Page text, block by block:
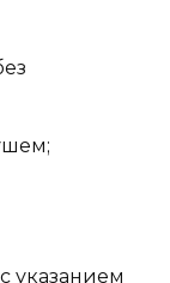
указанием